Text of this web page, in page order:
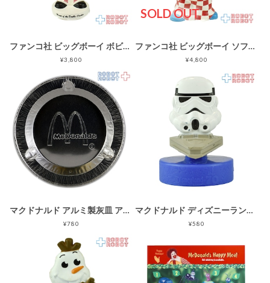
ファンコ社 ビッグボーイ ボビーくん ボビングヘッド フィギュア 1998
¥3,800
SOLD OUT
ファンコ社 ビッグボーイ ソフビ貯金箱 ビニールフィギュア 1999刻印 企業物 底蓋欠
¥4,800
マクドナルド アルミ製灰皿 アシュトレイ 未使用品 企業物
¥780
マクドナルド ディズニーランド 70周年記念 スター・ウォーズ ストームトルーパー ハッピーミールトイ 2025 企業物
¥580